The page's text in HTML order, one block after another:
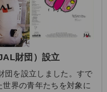
財団）設立
団を設立しました。すで
界の青年たちを対象に